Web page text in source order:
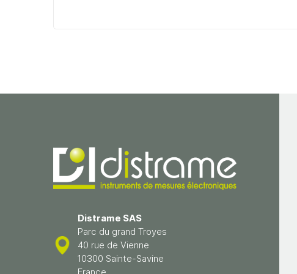
Distrame SAS
Parc du grand Troyes
40 rue de Vienne
10300 Sainte-Savine